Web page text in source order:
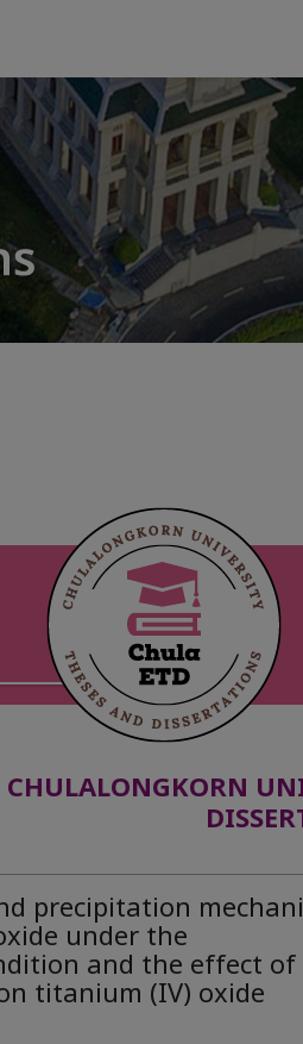
CHULALONGKORN
precipitation
under the
and the effect of
titanium (IV) oxide